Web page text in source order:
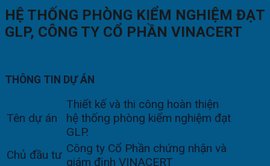
HỆ THỐNG PHÒNG KIỂM NGHIỆM ĐẠT
GLP, CÔNG TY CỔ PHẦN VINACERT
THÔNG TIN DỰ ÁN
Tên dự án
Thiết kế và thi công hoàn thiện
hệ thống phòng kiểm nghiệm đạt
GLP.
Chủ đầu tư Công ty Cổ Phần chứng nhận và
giám định VINACERT